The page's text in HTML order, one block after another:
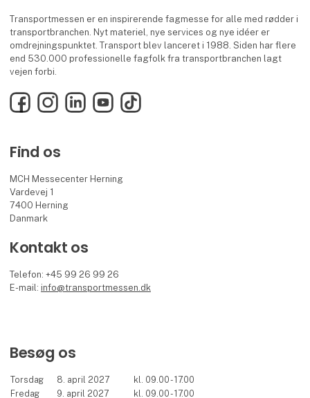
Transportmessen er en inspirerende fagmesse for alle med rødder i
transportbranchen. Nyt materiel, nye services og nye idéer er
omdrejningspunktet. Transport blev lanceret i 1988. Siden har flere
end 530.000 professionelle fagfolk fra transportbranchen lagt
vejen forbi.
FacebookInstagramLinkedInYouTubeTikTok
Find os
MCH Messecenter Herning
Vardevej 1
7400 Herning
Danmark
Kontakt os
Telefon: +45 99 26 99 26
E-mail: info@transportmessen.dk
Besøg os
Torsdag 8. april 2027
kl. 09.00 - 17.00
Fredag
9. april 2027 kl. 09.00 - 17.00